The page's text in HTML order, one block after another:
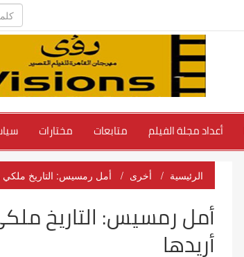
أعداد مجلة الفيلم متابعات مختارات
الرئيسية أخرى أمل رمسيس: التاريخ ملكي
أمل رمسيس: التاريخ
أريدها